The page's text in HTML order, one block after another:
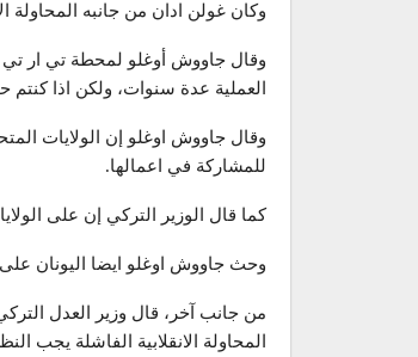
وكان غولن ادان من جانبه المحاولة
وقال جاووش أوغلو لمحطة تي ار تي
العملية عدة سنوات، ولكن اذا كنتم
وقال جاووش اوغلو إن الولايات
للمشاركة في اعمالها.
كما قال الوزير التركي إن على
وحث جاووش اوغلو ايضا اليونان على
من جانب آخر، قال وزير العدل
المحاولة الانقلابية الفاشلة يجب